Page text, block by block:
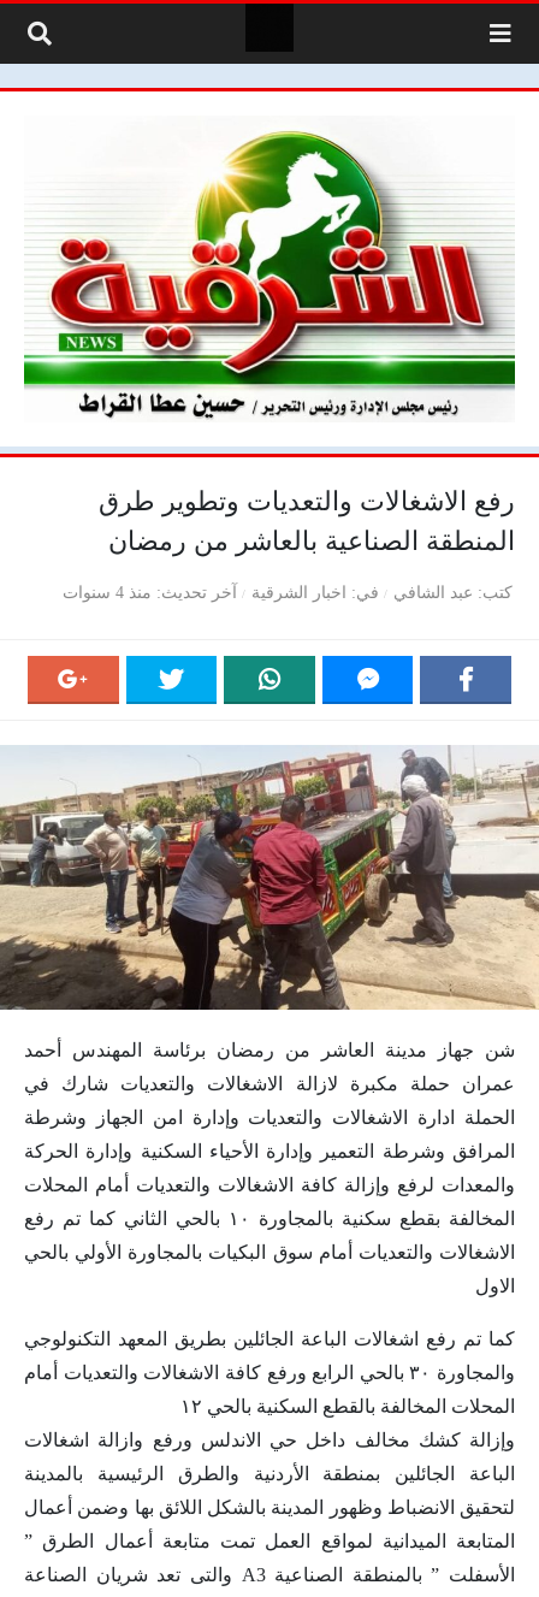
رفع الاشغالات والتعديات وتطوير طرق
المنطقة الصناعية بالعاشر من رمضان
كتب عبد الشافي في اخبار الشرقية آخر تحديث منذ 4 سنوات
شن جهاز مدينة العاشر من رمضان برئاسة المهندس أحمد
عمران حملة مكبرة لازالة الاشغالات والتعديات شارك في
الحملة ادارة الاشغالات والتعديات وإدارة امن الجهاز وشرطة
المرافق وشرطة التعمير وإدارة الأحياء السكنية وإدارة الحركة
والمعدات لرفع وإزالة كافة الاشغالات والتعديات أمام المحلات
المخالفة بقطع سكنية بالمجاورة ١٠ بالحي الثاني كما تم رفع
الاشغالات والتعديات أمام سوق البكيات بالمجاورة الأولي بالحي
الاول
كما تم رفع اشغالات الباعة الجائلين بطريق المعهد التكنولوجي
والمجاورة ٣٠ بالحي الرابع ورفع كافة الاشغالات والتعديات أمام
المحلات المخالفة بالقطع السكنية بالحي ١٢
وإزالة كشك مخالف داخل حي الاندلس ورفع وازالة اشغالات
الباعة الجائلين بمنطقة الأردنية والطرق الرئيسية بالمدينة
لتحقيق الانضباط وظهور المدينة بالشكل اللائق بها وضمن أعمال
المتابعة الميدانية لمواقع العمل تمت متابعة أعمال الطرق ”
الأسفلت ” بالمنطقة الصناعية A3 والتى تعد شريان الصناعة